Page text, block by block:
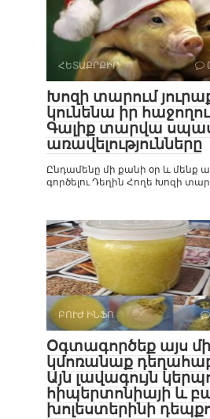
ՀԵՏԱՔՐՔԻՐ
Խոզի տարում
կունենա իր
Գալիք տարվա
առավելությունները
Ընդամենը մի քանի օր և մենք
գործելու Դեղին Հողե Խոզի
ԲՈՒԺ ԻՆՖՈ
Օգտագործեք այս
կմոռանաք
Այն լավագույն
հիպերտոնիայի և
խոլեստերինի